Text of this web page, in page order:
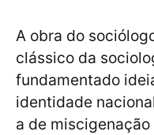
A obra do
clássico da
fundamentado
identidade
a de